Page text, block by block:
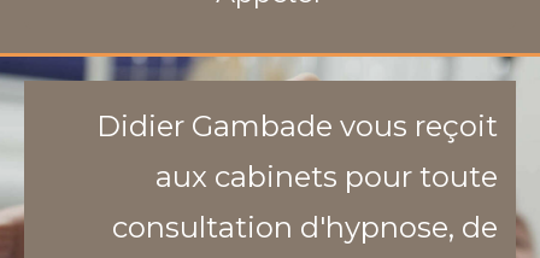
Didier Gambade vous reçoit
aux cabinets pour toute
consultation d'hypnose, de